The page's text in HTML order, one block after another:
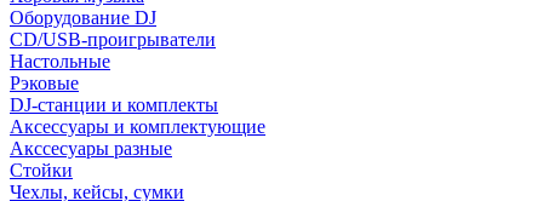
Оборудование DJ
CD/USB-проигрыватели
Настольные
Рэковые
DJ-станции и комплекты
Аксессуары и комплектующие
Акссесуары разные
Стойки
Чехлы, кейсы, сумки